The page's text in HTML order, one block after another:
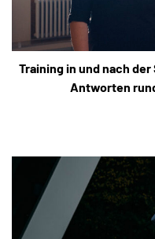
Training in und nach
Antworten